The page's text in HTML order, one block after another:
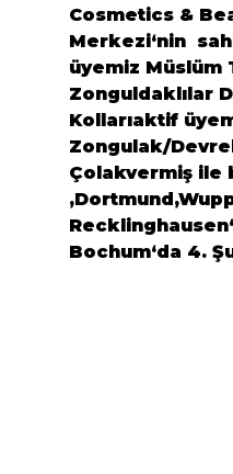
Cosmetics &
Merkezi‘nin
üyemiz Müslüm
Zonguldaklılar
Kollarıaktif ü
Zongulak/
Çolakvermiş ile
,
Recklinghausen
Bochum‘da 4. Ş